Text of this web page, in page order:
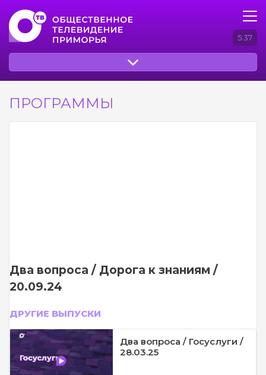
5:37
ПРОГРАММЫ
Два вопроса / Дорога к знаниям /
20.09.24
ДРУГИЕ ВЫПУСКИ
Два вопроса / Госуслуги /
28.03.25